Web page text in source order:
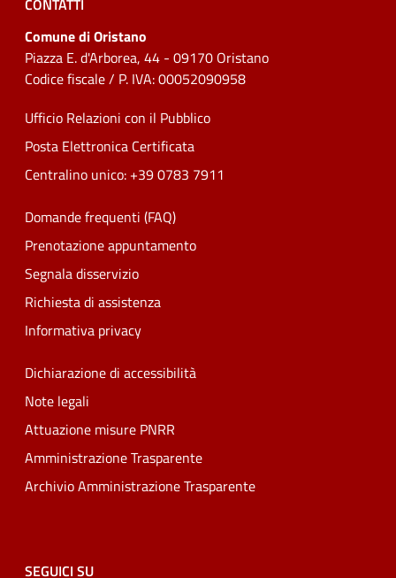
CONTATTI
Comune di Oristano
Piazza E. d'Arborea, 44 - 09170 Oristano
Codice fiscale / P. IVA: 00052090958
Ufficio Relazioni con il Pubblico
Posta Elettronica Certificata
Centralino unico: +39 0783 7911
Domande frequenti (FAQ)
Prenotazione appuntamento
Segnala disservizio
Richiesta di assistenza
Informativa privacy
Dichiarazione di accessibilità
Note legali
Attuazione misure PNRR
Amministrazione Trasparente
Archivio Amministrazione Trasparente
SEGUICI SU